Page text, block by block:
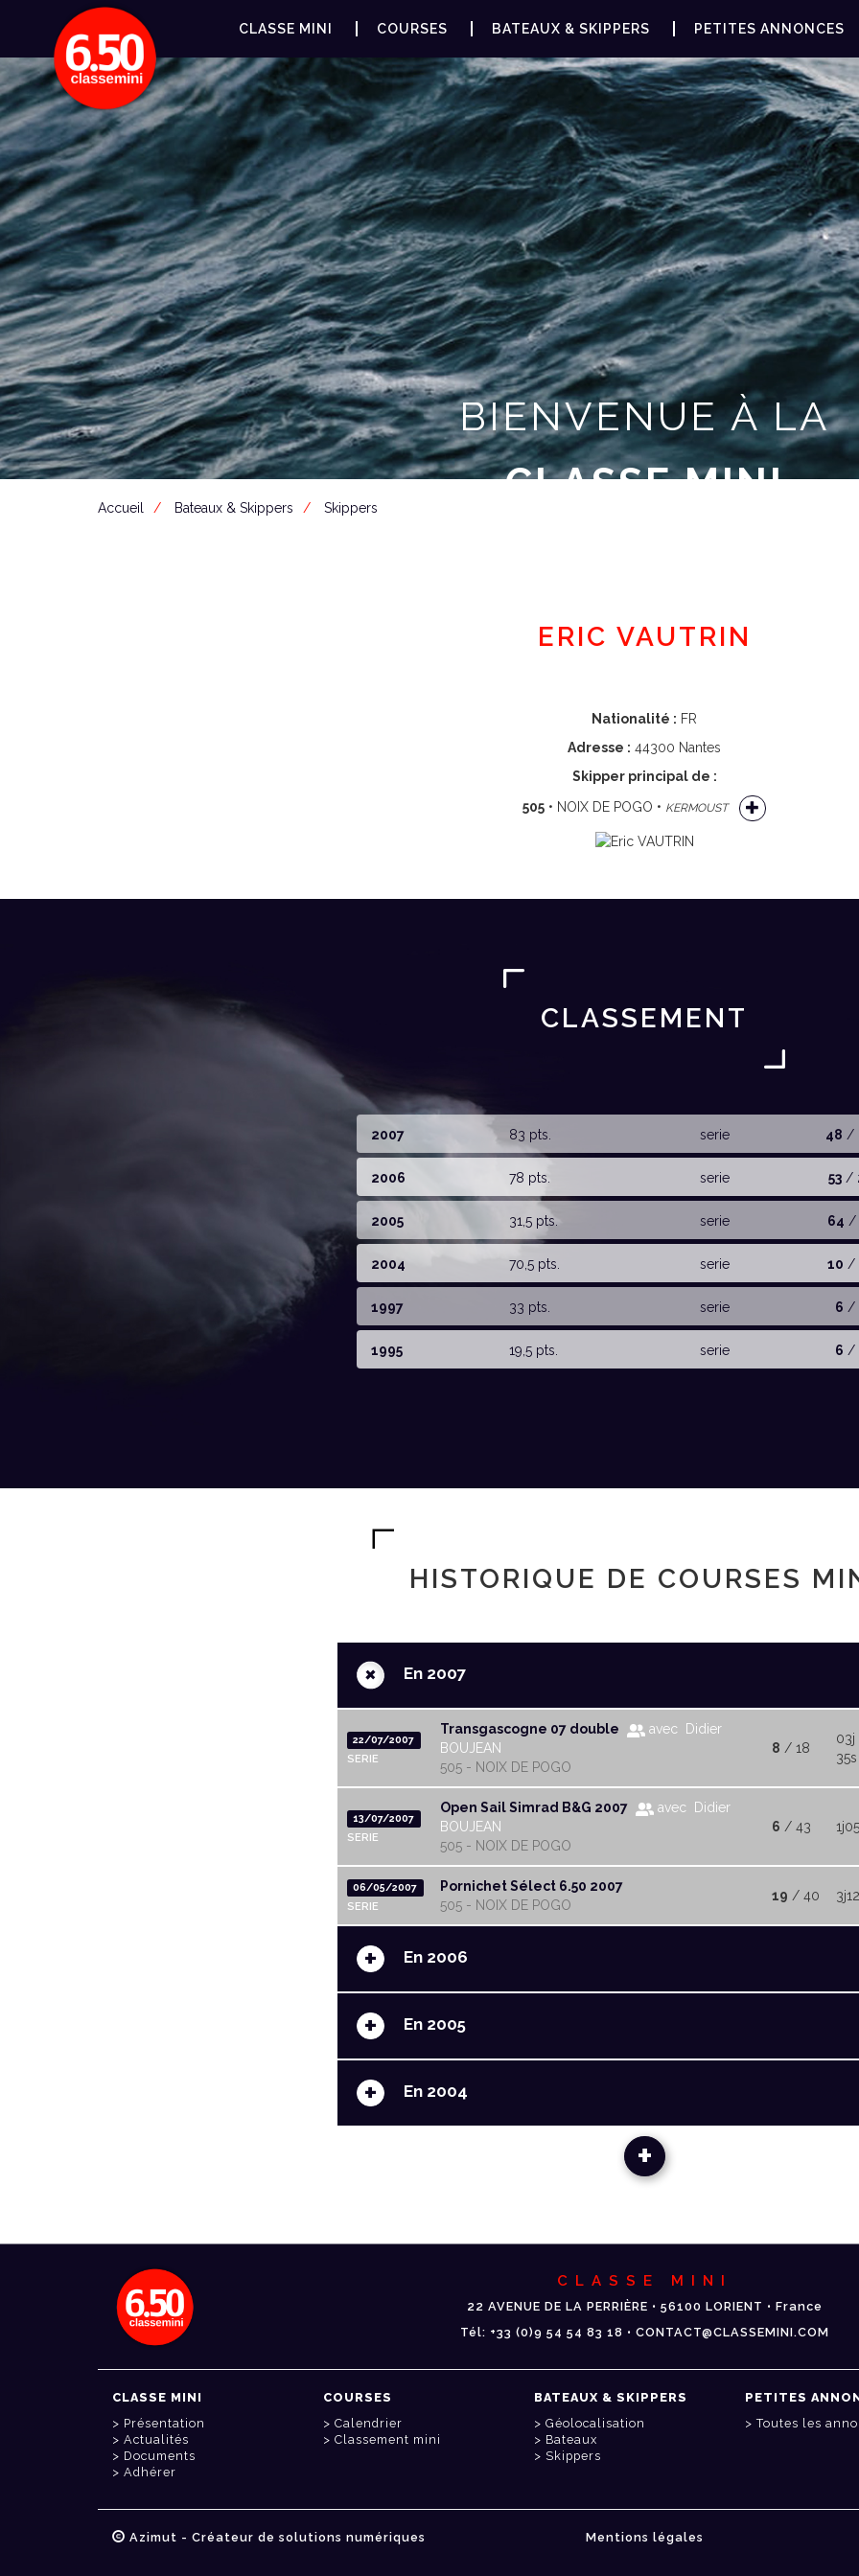
CLASSE MINI COURSES BATEAUX & SKIPPERS PETITES ANNONCES
BIENVENUE À LA
CLASSE MINI
Accueil Bateaux & Skippers Skippers
ERIC VAUTRIN
Nationalité : FR
Adresse : 44300 Nantes
Skipper principal de :
505 • NOIX DE POGO • KERMOUST
CLASSEMENT
2007 83 pts. serie 48 /
2006 78 pts. serie 53/
2005 31,5 pts. serie 64 /
2004 70,5 pts. serie 10 /
1997 33 pts. serie 6 /
1995 19,5 pts. serie 6 /
HISTORIQUE DE COURSES
+ En 2007
22/07/2007
SERIE
Transgascogne 07 double
avec Didier
BOUJEAN
505 - NOIX DE POGO
8 / 18
03j
35s
13/07/2007
SERIE
Open Sail Simrad B&G 2007
avec Didier
BOUJEAN
505 - NOIX DE POGO
6 / 43
06/05/2007
SERIE
Pornichet Sélect 6.50 2007
505 - NOIX DE POGO
19 / 40
+ En 2006
+ En 2005
+ En 2004
+
CLASSE MINI
22 AVENUE DE LA PERRIÈRE • 56100 LORIENT • France
Tél: +33 (0)9 54 54 83 18 • CONTACT@CLASSEMINI.COM
CLASSE MINI
Présentation
Actualités
Documents
Adhérer
COURSES
Calendrier
Classement mini
BATEAUX & SKIPPERS
Géolocalisation
Bateaux
Skippers
PETITES
Toutes les
Azimut - Créateur de solutions numériques Mentions légales